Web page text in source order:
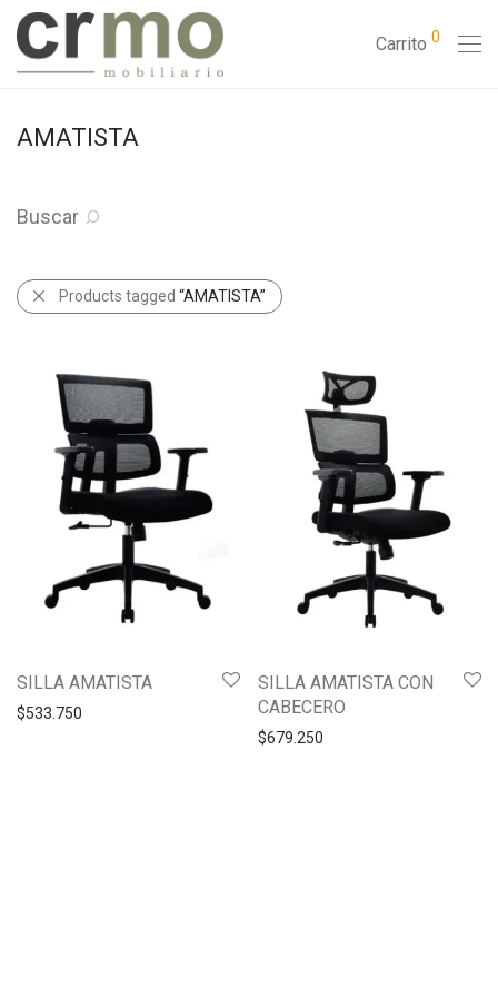
Carrito 0
AMATISTA
Buscar
Products tagged “AMATISTA”
SILLA AMATISTA
$533.750
SILLA AMATISTA CON
CABECERO
$679.250